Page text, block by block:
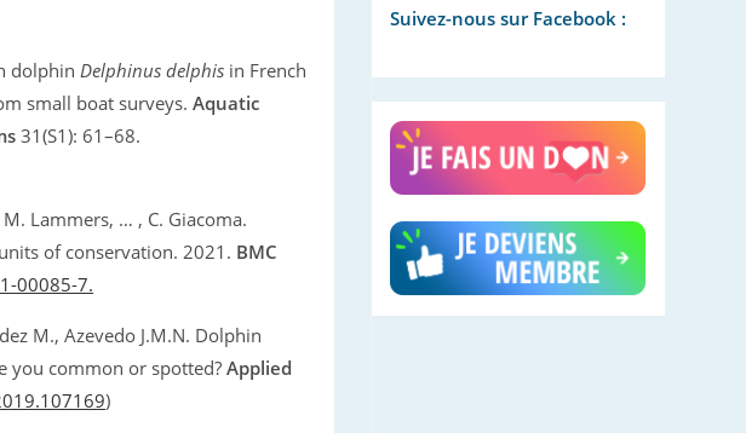
dolphinDelphinus delphis in French
small boat surveys.Aquatic
31(S1): 61–68.
M. Lammers, … , C. Giacoma.
of conservation. 2021. BMC
00085-7.
M., Azevedo J.M.N. Dolphin
you common or spotted?Applied
)
Suivez-nous sur Facebook :